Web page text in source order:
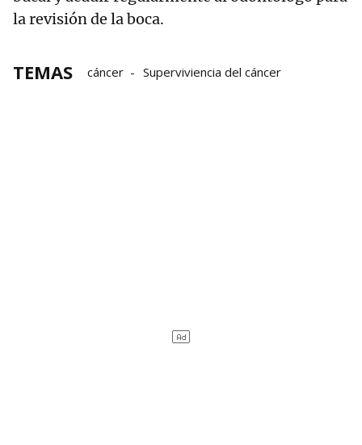
la revisión de la boca.
TEMAS cáncer Superviviencia del cáncer